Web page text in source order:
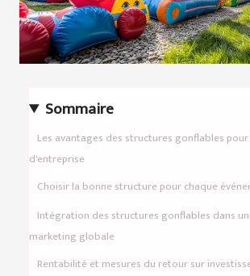
Sommaire
Les avantages des structures gonflables
d'entreprise
Choisir la bonne structure pour chaque
Intégration des structures gonflables dans
marketing globale
Rentabilité et mesures du retour sur